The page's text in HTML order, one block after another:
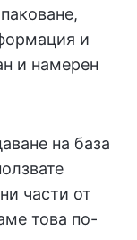
и
и намерен
на база
части от
това по-